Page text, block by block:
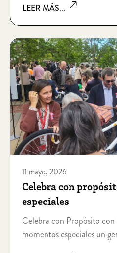
LEER MÁS...
11 mayo, 2026
Celebra con
especiales
Celebra con Propósito
momentos especiales un